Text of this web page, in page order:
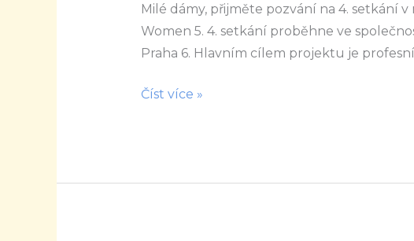
Milé dámy, přijměte pozvání na 4. setkání
Women 5. 4. setkání proběhne ve
Praha 6. Hlavním cílem projektu je profesní
Mentoring
v
UNIQA
Číst více »